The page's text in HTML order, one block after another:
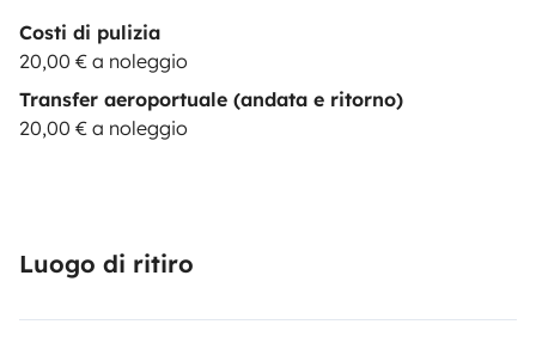
Costi di pulizia
20,00 € a noleggio
Transfer aeroportuale (andata e ritorno)
20,00 € a noleggio
Luogo di ritiro